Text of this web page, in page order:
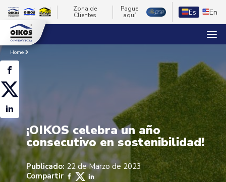
Zona de
Clientes
Pague
aquí
Es En
Home
¡OIKOS celebra un año
consecutivo en sostenibilidad!
Publicado: 22 de Marzo de 2023
Compartir